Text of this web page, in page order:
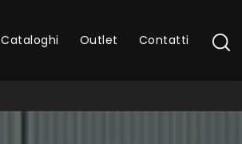
Cataloghi Outlet Contatti